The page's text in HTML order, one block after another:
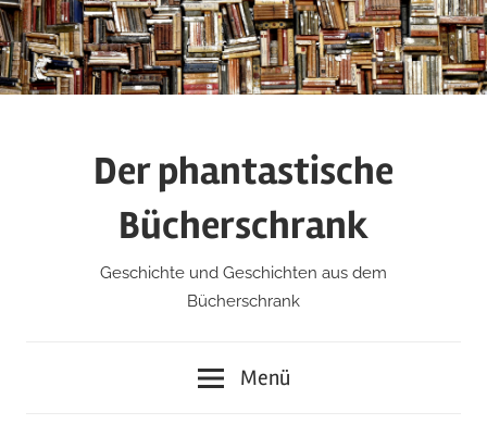
Zum
Inhalt
springen
Der phantastische
Bücherschrank
Geschichte und Geschichten aus dem
Bücherschrank
Menü